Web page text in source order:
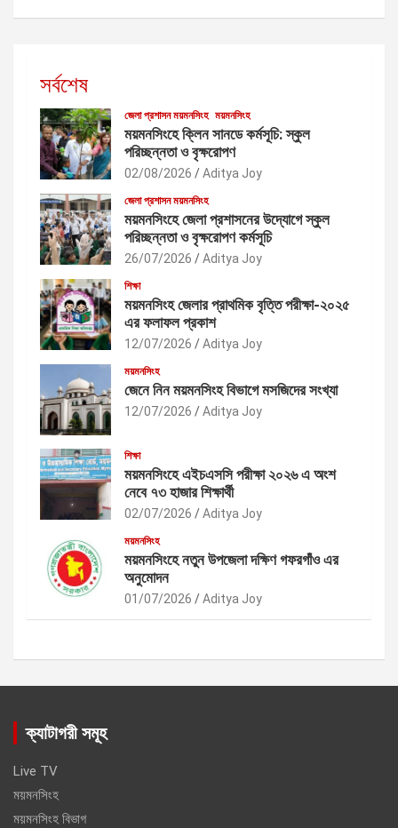
সর্বশেষ
জেলা প্রশাসন ময়মনসিংহ ময়মনসিংহ
ময়মনসিংহে ক্লিন সানডে কর্মসূচি: স্কুল
পরিচ্ছন্নতা ও বৃক্ষরোপণ
02/08/2026 Aditya Joy
জেলা প্রশাসন ময়মনসিংহ
ময়মনসিংহে জেলা প্রশাসনের উদ্যোগে স্কুল
পরিচ্ছন্নতা ও বৃক্ষরোপণ কর্মসূচি
26/07/2026 Aditya Joy
শিক্ষা
ময়মনসিংহ জেলার প্রাথমিক বৃত্তি পরীক্ষা-২০২৫
এর ফলাফল প্রকাশ
12/07/2026 Aditya Joy
ময়মনসিংহ
জেনে নিন ময়মনসিংহ বিভাগে মসজিদের সংখ্যা
12/07/2026 Aditya Joy
শিক্ষা
ময়মনসিংহে এইচএসসি পরীক্ষা ২০২৬ এ অংশ
নেবে ৭৩ হাজার শিক্ষার্থী
02/07/2026 Aditya Joy
ময়মনসিংহ
ময়মনসিংহে নতুন উপজেলা দক্ষিণ গফরগাঁও এর
অনুমোদন
01/07/2026 Aditya Joy
ক্যাটাগরী সমূহ
Live TV
ময়মনসিংহ
ময়মনসিংহ বিভাগ